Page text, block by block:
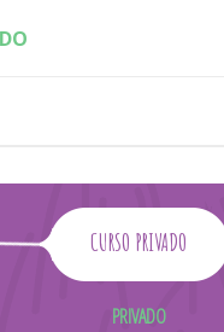
CURSO PRIVADO
PRIVADO